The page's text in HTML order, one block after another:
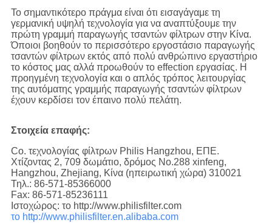
Το σημαντικότερο πράγμα είναι ότι εισαγάγαμε τη
γερμανική υψηλή τεχνολογία για να αναπτύξουμε την
πρώτη γραμμή παραγωγής τσαντών φίλτρων στην Κίνα.
Όποιοι βοηθούν το περισσότερο εργοστάσιο παραγωγής
τσαντών φίλτρων εκτός από πολύ ανθρώπινο εργαστήριο
το κόστος μας αλλά προωθούν το effection εργασίας. Η
προηγμένη τεχνολογία και ο απλός τρόπος λειτουργίας
της αυτόματης γραμμής παραγωγής τσαντών φίλτρων
έχουν κερδίσει τον έπαινο πολύ πελάτη.
Στοιχεία επαφής:
Co. τεχνολογίας φίλτρων Philis Hangzhou, ΕΠΕ.
Χτίζοντας 2, 709 δωμάτιο, δρόμος No.288 xinfeng,
Hangzhou, Zhejiang, Κίνα (ηπειρωτική χώρα) 310021
Τηλ.: 86-571-85366000
Fax: 86-571-85236111
Ιστοχώρος: το http://www.philisfilter.com
το http://www.philisfilter.en.alibaba.com